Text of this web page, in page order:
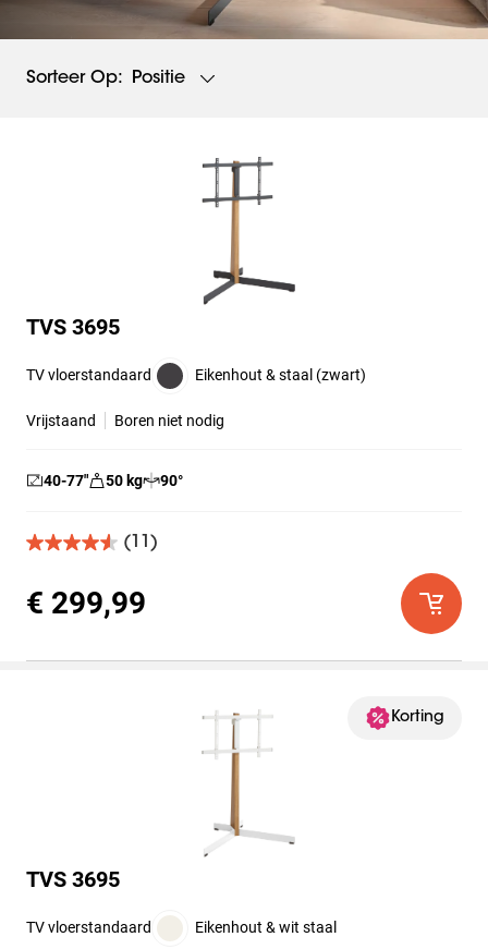
Sorteer Op: Positie
TVS 3695
TV vloerstandaard Eikenhout & staal (zwart)
Vrijstaand Boren niet nodig
40-77″ 50 kg 90°
(11)
4.5
de
5
11
€ 299,99
Korting
TVS 3695
TV vloerstandaard Eikenhout & wit staal